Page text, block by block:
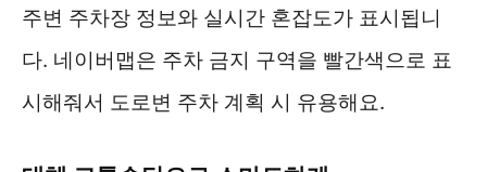
주변 주차장 정보와 실시간 혼잡도가 표시됩니
다. 네이버맵은 주차 금지 구역을 빨간색으로 표
시해줘서 도로변 주차 계획 시 유용해요.